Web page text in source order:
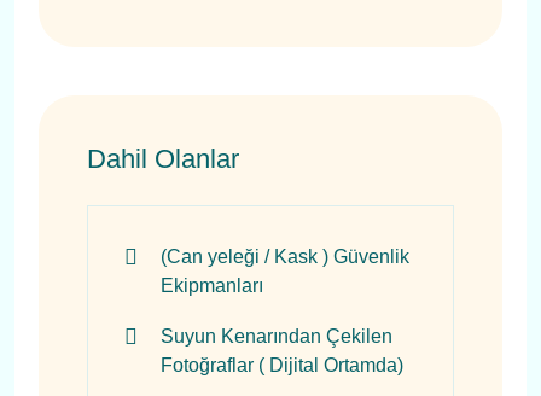
Dahil Olanlar
(Can yeleği / Kask ) Güvenlik
Ekipmanları
Suyun Kenarından Çekilen
Fotoğraflar ( Dijital Ortamda)